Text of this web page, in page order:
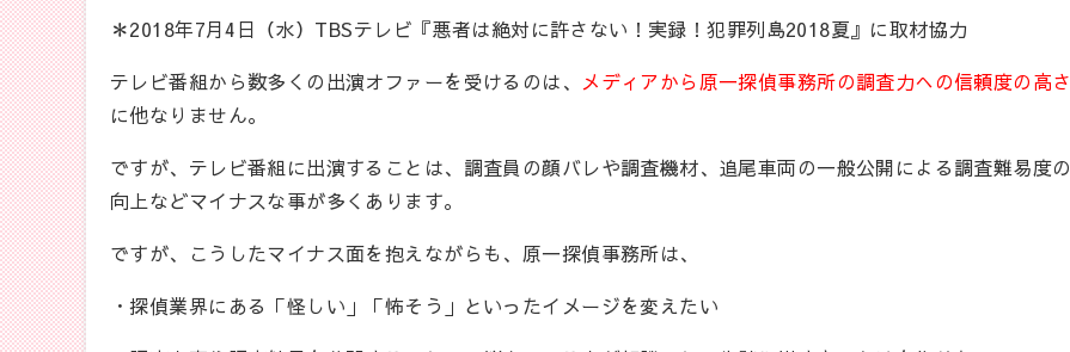
＊2018年7月4日（水）TBSテレビ『悪者は絶対に許さない！実録！犯罪列島2018夏』に取材協力
テレビ番組から数多くの出演オファーを受けるのは、
メディアから原一探偵事務所の調査力への信頼度の高さ
に他なりません。
ですが、テレビ番組に出演することは、調査員の顔バレや調査機材、追尾車両の一般公開による調査難易度の
向上などマイナスな事が多くあります。
ですが、こうしたマイナス面を抱えながらも、原一探偵事務所は、
・探偵業界にある「怪しい」「怖そう」といったイメージを変えたい